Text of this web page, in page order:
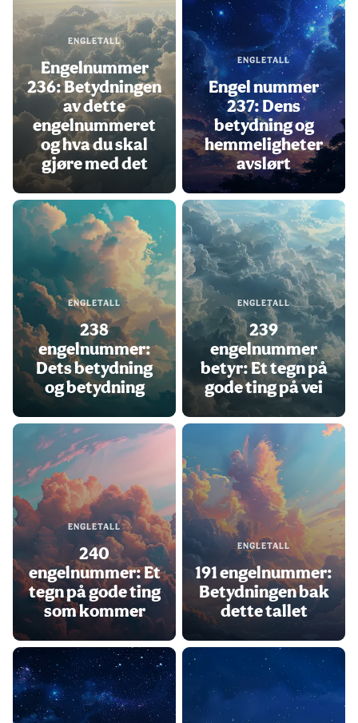
ENGLETALL
Engelnummer
236: Betydningen
av dette
engelnummeret
og hva du skal
gjøre med det
ENGLETALL
Engel nummer
237: Dens
betydning og
hemmeligheter
avslørt
ENGLETALL
238
engelnummer:
Dets betydning
og betydning
ENGLETALL
239
engelnummer
betyr: Et tegn på
gode ting på vei
ENGLETALL
240
engelnummer: Et
tegn på gode ting
som kommer
ENGLETALL
191 engelnummer:
Betydningen bak
dette tallet